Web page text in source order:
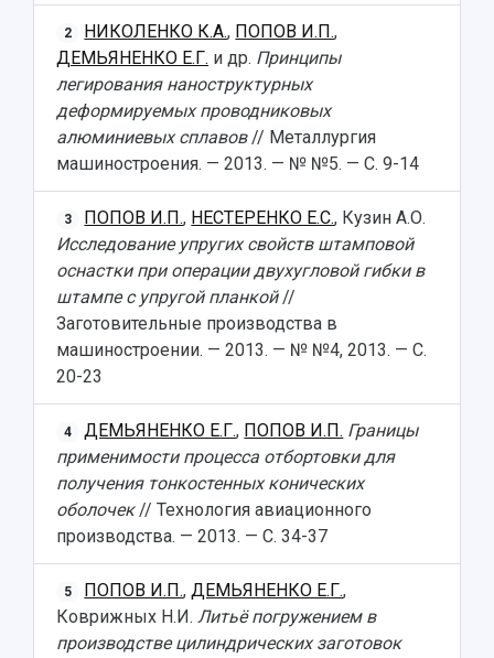
2 НИКОЛЕНКО К.А., ПОПОВ И.П.,
ДЕМЬЯНЕНКО Е.Г. и др. Принципы
легирования наноструктурных
деформируемых проводниковых
алюминиевых сплавов// Металлургия
машиностроения. — 2013. — № №5. — С. 9-14
3 ПОПОВ И.П., НЕСТЕРЕНКО Е.С., Кузин А.О.
Исследование упругих свойств штамповой
оснастки при операции двухугловой гибки в
штампе с упругой планкой//
Заготовительные производства в
машиностроении. — 2013. — № №4, 2013. — С.
20-23
4 ДЕМЬЯНЕНКО Е.Г., ПОПОВ И.П. Границы
применимости процесса отбортовки для
получения тонкостенных конических
оболочек// Технология авиационного
производства. — 2013. — С. 34-37
5 ПОПОВ И.П.,ДЕМЬЯНЕНКО Е.Г.,
Коврижных Н.И. Литьё погружением в
производстве цилиндрических заготовок